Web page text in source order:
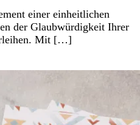
einer einheitlichen
der Glaubwürdigkeit Ihrer
Mit […]